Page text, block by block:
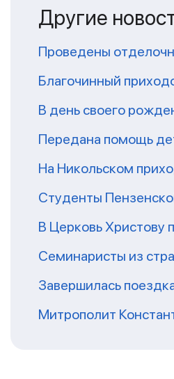
Другие
Проведены
Благочинный
В день своего
Передана помощь
На Никольском
Студенты
В Церковь Христову
Семинаристы из
Завершилась
Митрополит